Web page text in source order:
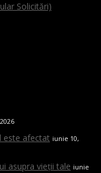
Solicitări)
este afectat iunie 10,
asupra vieții tale iunie